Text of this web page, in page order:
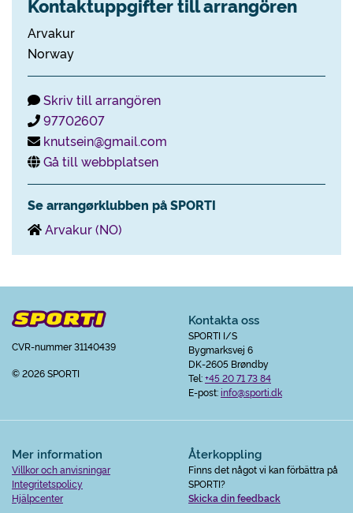
Kontaktuppgifter till arrangören
Arvakur
Norway
Skriv till arrangören
97702607
knutsein@gmail.com
Gå till webbplatsen
Se arrangørklubben på SPORTI
Arvakur (NO)
CVR-nummer 31140439
© 2026 SPORTI
Kontakta oss
SPORTI I/S
Bygmarksvej 6
DK-2605 Brøndby
Tel:+45 20 71 73 84
E-post:info@sporti.dk
Mer information
Villkor och anvisningar
Integritetspolicy
Hjälpcenter
Återkoppling
Finns det något vi kan förbättra på
SPORTI?
Skicka din feedback